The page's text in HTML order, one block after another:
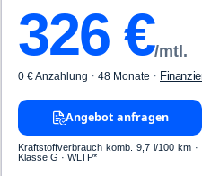
326 €/mtl.
0 € Anzahlung · 48 Monate ·
Angebot anfragen
Kraftstoffverbrauch komb. 9,7 l/100 km
Klasse G · WLTP*